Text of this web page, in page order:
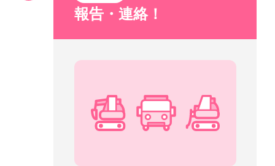
報告・連絡！